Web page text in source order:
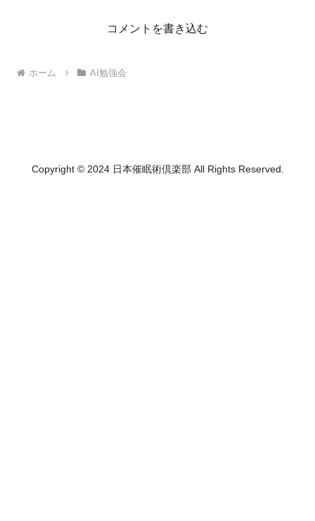
コメントを書き込む
ホーム AI勉強会
Copyright © 2024 日本催眠術倶楽部 All Rights Reserved.